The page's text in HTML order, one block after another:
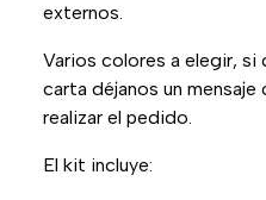
externos.
Varios colores a elegir,
carta déjanos un
realizar el pedido.
El kit incluye: